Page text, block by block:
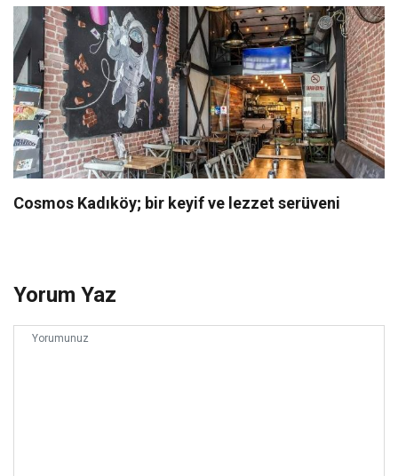
Cosmos Kadıköy; bir keyif ve lezzet serüveni
Yorum Yaz